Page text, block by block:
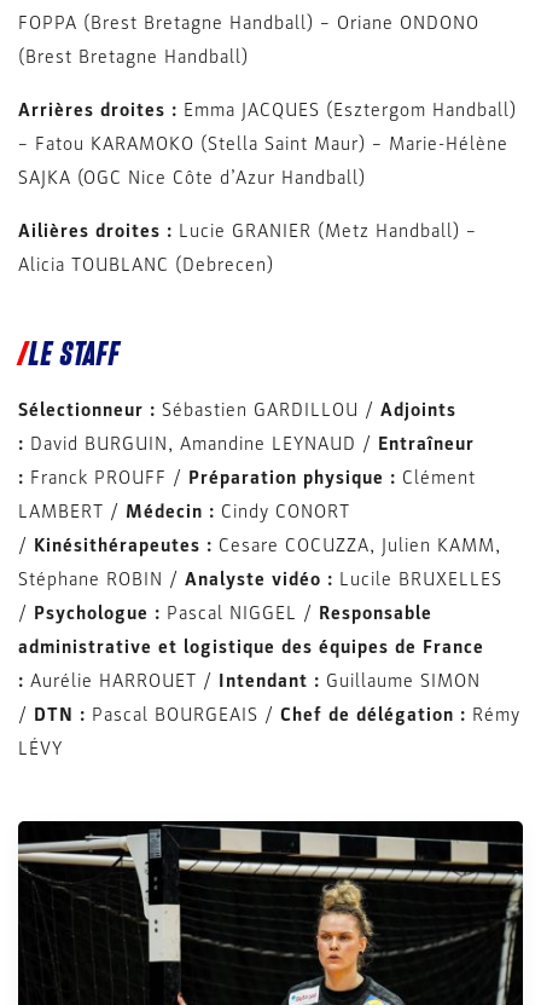
FOPPA (Brest Bretagne Handball) – Oriane ONDONO
(Brest Bretagne Handball)
Arrières droites : Emma JACQUES (Esztergom Handball)
– Fatou KARAMOKO (Stella Saint Maur) – Marie-Hélène
SAJKA (OGC Nice Côte d’Azur Handball)
Ailières droites : Lucie GRANIER (Metz Handball) –
Alicia TOUBLANC (Debrecen)
LE STAFF
Sélectionneur : Sébastien GARDILLOU / Adjoints
: David BURGUIN, Amandine LEYNAUD / Entraîneur
: Franck PROUFF / Préparation physique : Clément
LAMBERT / Médecin : Cindy CONORT
/ Kinésithérapeutes : Cesare COCUZZA, Julien KAMM,
Stéphane ROBIN / Analyste vidéo : Lucile BRUXELLES
/ Psychologue : Pascal NIGGEL / Responsable
administrative et logistique des équipes de France
: Aurélie HARROUET / Intendant : Guillaume SIMON
/ DTN : Pascal BOURGEAIS / Chef de délégation : Rémy
LÉVY